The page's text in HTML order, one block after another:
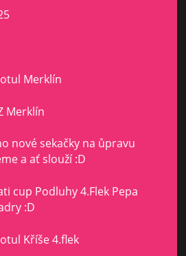
Merklín
Merklín
nové sekačky na ůpravu
a ať slouží :D
cup Podluhy 4.Flek Pepa
:D
Kříše 4.flek